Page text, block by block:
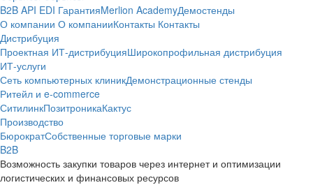
B2B API EDI ГарантияMerlion AcademyДемостенды
О компании О компанииКонтакты Контакты
Дистрибуция
Проектная ИТ-дистрибуцияШирокопрофильная дистрибуция
ИТ-услуги
Сеть компьютерных клиникДемонстрационные стенды
Ритейл и e-commerce
СитилинкПозитроникаКактус
Производство
БюрократСобственные торговые марки
B2B
Возможность закупки товаров через интернет и оптимизации
логистических и финансовых ресурсов